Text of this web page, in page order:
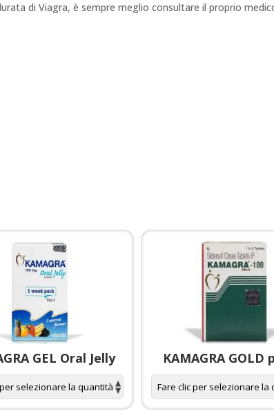
di Viagra, è sempre meglio consultare il proprio
GEL Oral Jelly KAMAGRA GOLD